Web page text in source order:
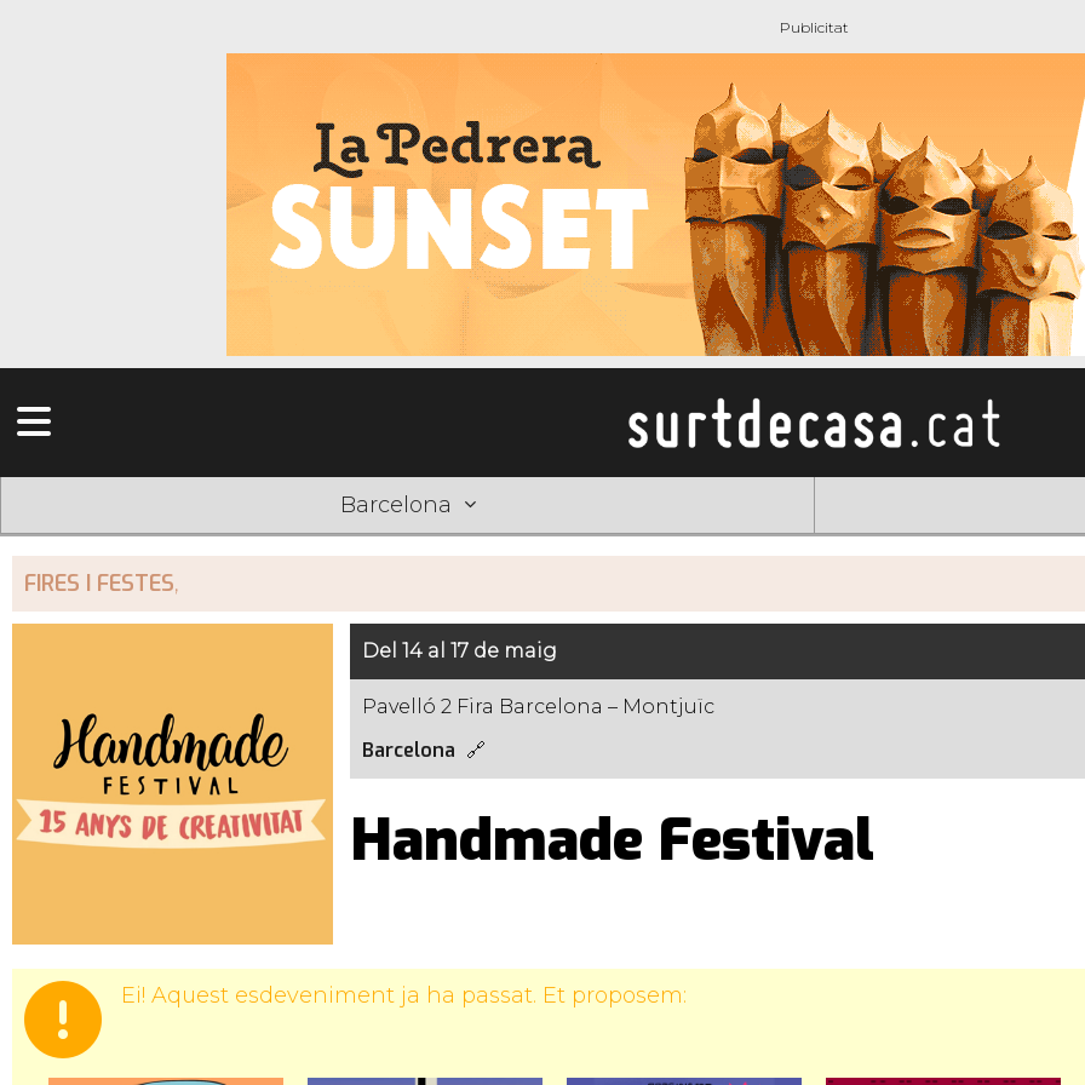
Barcelona
FIRES I FESTES,
Del 14 al 17 de maig
Pavelló 2 Fira Barcelona – Montjuïc
Barcelona
Handmade Festival
Ei! Aquest esdeveniment ja ha passat. Et proposem: